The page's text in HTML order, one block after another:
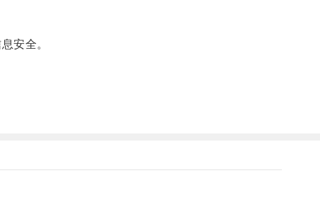
安全。